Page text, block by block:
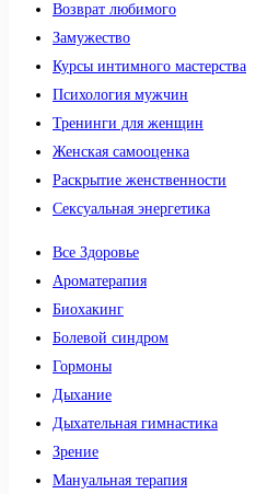
Возврат любимого
Замужество
Курсы интимного мастерства
Психология мужчин
Тренинги для женщин
Женская самооценка
Раскрытие женственности
Сексуальная энергетика
Все Здоровье
Ароматерапия
Биохакинг
Болевой синдром
Гормоны
Дыхание
Дыхательная гимнастика
Зрение
Мануальная терапия